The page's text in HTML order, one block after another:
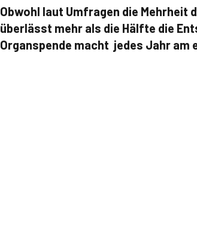
Obwohl laut Umfragen die
überlässt mehr als die Hälfte die
Organspende macht jedes Jahr